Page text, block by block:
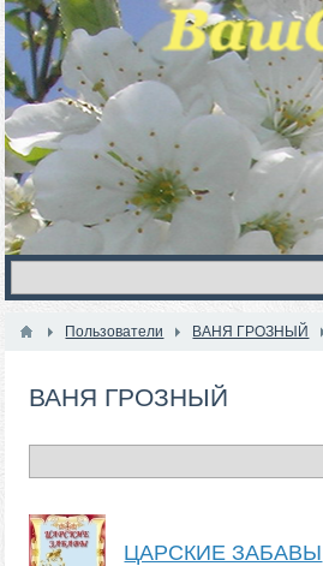
Пользователи ВАНЯ ГРОЗНЫЙ
ВАНЯ ГРОЗНЫЙ
ЦАРСКИЕ ЗАБАВЫ